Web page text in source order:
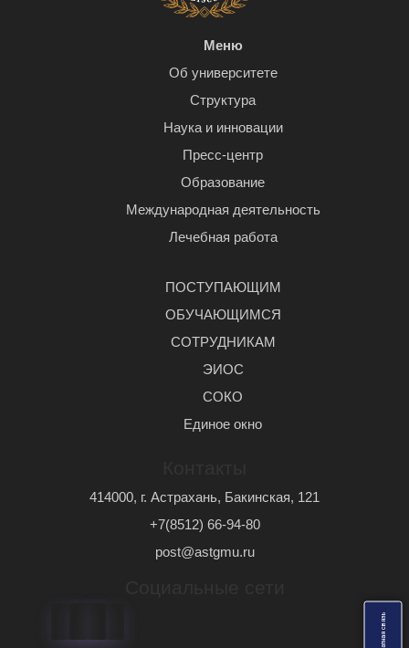
ь
Меню
Об университете
Структура
Наука и инновации
Пресс-центр
Образование
Международная деятельность
Лечебная работа
ПОСТУПАЮЩИМ
ОБУЧАЮЩИМСЯ
СОТРУДНИКАМ
ЭИОС
СОКО
Единое окно
414000, г. Астрахань, Бакинская, 121
+7(8512) 66-94-80
post@astgmu.ru